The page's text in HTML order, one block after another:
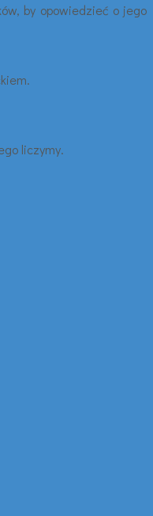
by opowiedzieć o jego
liczymy.